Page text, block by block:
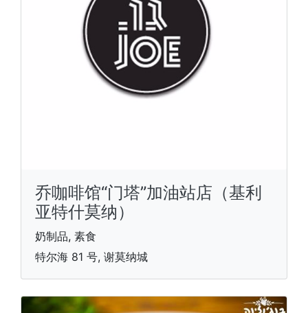
乔咖啡馆“门塔”加油站店（基利
亚特什莫纳）
奶制品, 素食
特尔海 81 号, 谢莫纳城